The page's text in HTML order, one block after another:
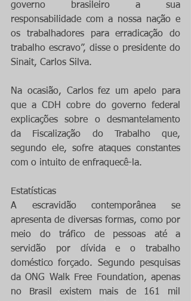
governo brasileiro a sua
responsabilidade com a nossa nação e
os trabalhadores para erradicação do
trabalho escravo”, disse o presidente do
Sinait, Carlos Silva.
Na ocasião, Carlos fez um apelo para
que a CDH cobre do governo federal
explicações sobre o desmantelamento
da Fiscalização do Trabalho que,
segundo ele, sofre ataques constantes
com o intuito de enfraquecê-la.
Estatísticas
A escravidão contemporânea se
apresenta de diversas formas, como por
meio do tráfico de pessoas até a
servidão por dívida e o trabalho
doméstico forçado. Segundo pesquisas
da ONG Walk Free Foundation, apenas
no Brasil existem mais de 161 mil